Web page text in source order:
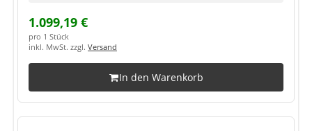
1.099,19 €
pro 1 Stück
inkl. MwSt. zzgl. Versand
In den Warenkorb